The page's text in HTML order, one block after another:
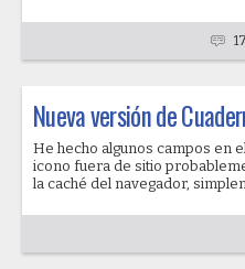
Nueva versión de
He hecho algunos campos en
icono fuera de sitio
la caché del navegador,